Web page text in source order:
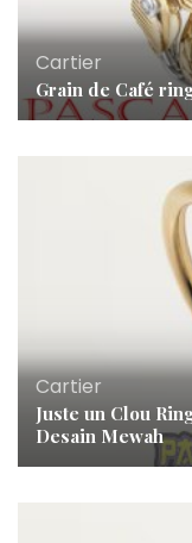
Cartier
Grain de Café
Cartier
Juste un Clou
Desain Mewah